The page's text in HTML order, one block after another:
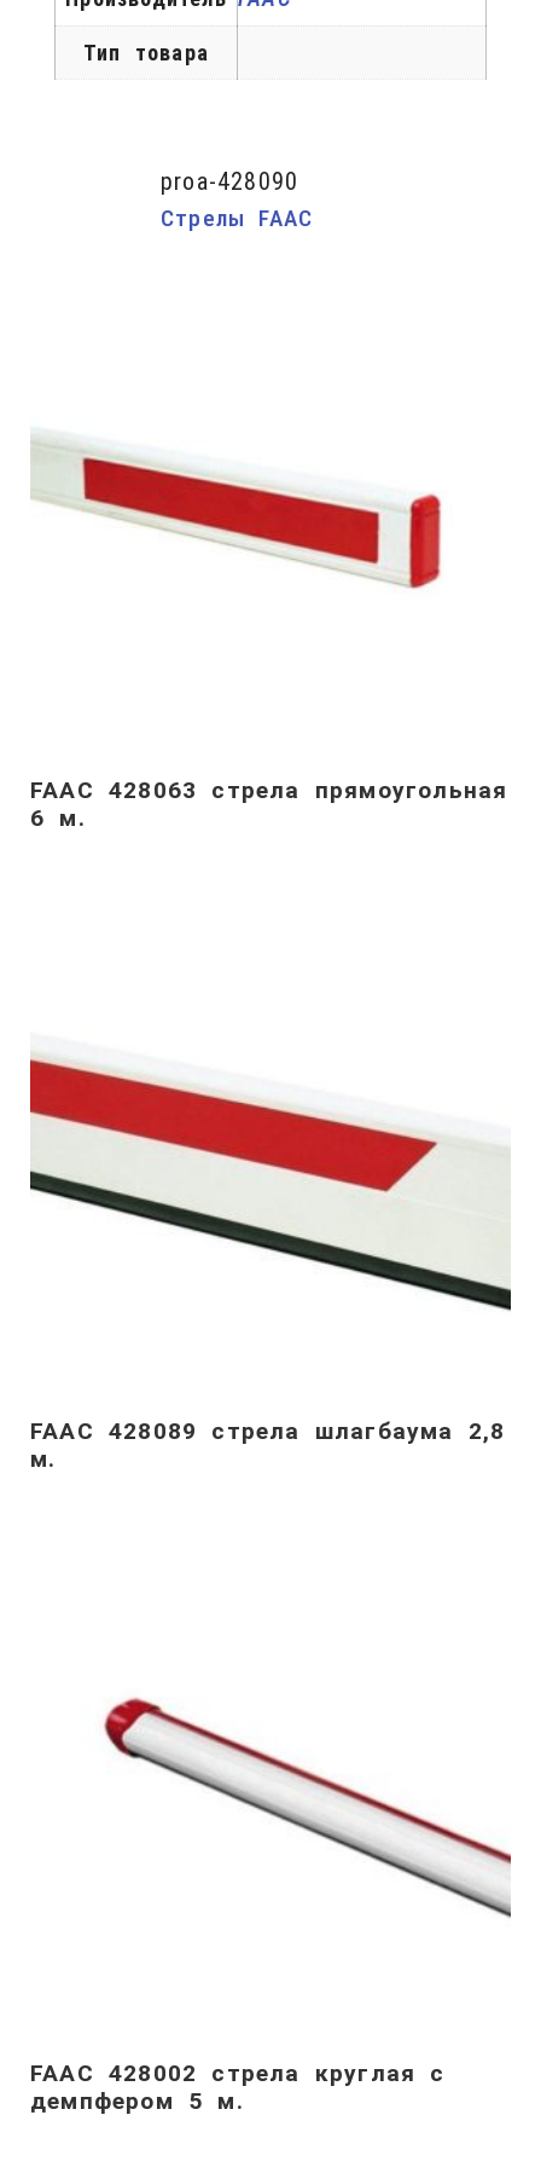
Тип товара
proa-428090
Стрелы FAAC
FAAC 428063 стрела прямоугольная
6 м.
FAAC 428089 стрела шлагбаума 2,8
м.
FAAC 428002 стрела круглая с
демпфером 5 м.